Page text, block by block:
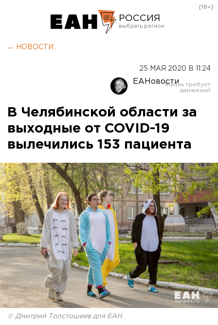
РОССИЯ
Оренбург
[18+]
← НОВОСТИ
25 МАЯ 2020 В 11:24
ЕАНовости
В Челябинской области за
выходные от COVID-19
вылечились 153 пациента
© Дмитрий Толстошеев для ЕАН